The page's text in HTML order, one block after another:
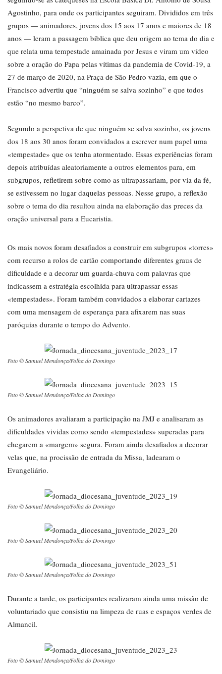
Agostinho, para onde os participantes seguiram. Divididos em três
grupos — animadores, jovens dos 15 aos 17 anos e maiores de 18
anos — leram a passagem bíblica que deu origem ao tema do dia e
que relata uma tempestade amainada por Jesus e viram um vídeo
sobre a oração do Papa pelas vítimas da pandemia de Covid-19, a
27 de março de 2020, na Praça de São Pedro vazia, em que o
Francisco advertiu que “ninguém se salva sozinho” e que todos
estão “no mesmo barco”.
Segundo a perspetiva de que ninguém se salva sozinho, os jovens
dos 18 aos 30 anos foram convidados a escrever num papel uma
«tempestade» que os tenha atormentado. Essas experiências foram
depois atribuídas aleatoriamente a outros elementos para, em
subgrupos, refletirem sobre como as ultrapassariam, por via da fé,
se estivessem no lugar daquelas pessoas. Nesse grupo, a reflexão
sobre o tema do dia resultou ainda na elaboração das preces da
oração universal para a Eucaristia.
Os mais novos foram desafiados a construir em subgrupos «torres»
com recurso a rolos de cartão comportando diferentes graus de
dificuldade e a decorar um guarda-chuva com palavras que
indicassem a estratégia escolhida para ultrapassar essas
«tempestades». Foram também convidados a elaborar cartazes
com uma mensagem de esperança para afixarem nas suas
paróquias durante o tempo do Advento.
Foto © Samuel Mendonça/Folha do Domingo
Foto © Samuel Mendonça/Folha do Domingo
Os animadores avaliaram a participação na JMJ e analisaram as
dificuldades vividas como sendo «tempestades» superadas para
chegarem a «margem» segura. Foram ainda desafiados a decorar
velas que, na procissão de entrada da Missa, ladearam o
Evangeliário.
Foto © Samuel Mendonça/Folha do Domingo
Foto © Samuel Mendonça/Folha do Domingo
Foto © Samuel Mendonça/Folha do Domingo
Durante a tarde, os participantes realizaram ainda uma missão de
voluntariado que consistiu na limpeza de ruas e espaços verdes de
Almancil.
Foto © Samuel Mendonça/Folha do Domingo